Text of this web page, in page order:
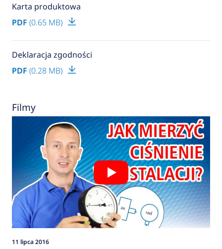
Karta produktowa
PDF (0.65 MB)
Deklaracja zgodności
PDF (0.28 MB)
Filmy
11 lipca 2016